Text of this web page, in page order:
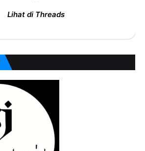
Lihat di Threads